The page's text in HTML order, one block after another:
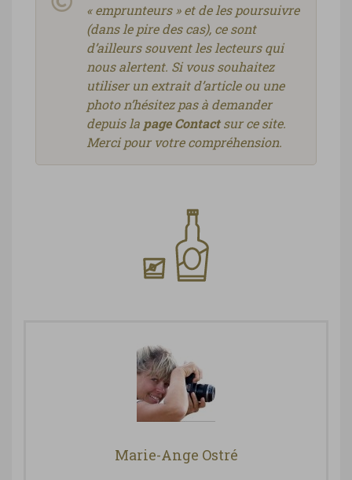
« emprunteurs » et de les poursuivre
(dans le pire des cas), ce sont
d’ailleurs souvent les lecteurs qui
nous alertent. Si vous souhaitez
utiliser un extrait d’article ou une
photo n’hésitez pas à demander
depuis la page Contactsur ce site.
Merci pour votre compréhension.
Marie-Ange Ostré